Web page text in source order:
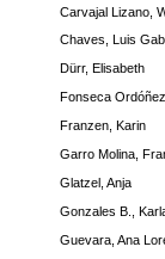
Carvajal Lizano,
Chaves, Luis
Dürr, Elisabeth
Fonseca
Franzen, Karin
Garro Molina,
Glatzel, Anja
Gonzales B.,
Guevara, Ana